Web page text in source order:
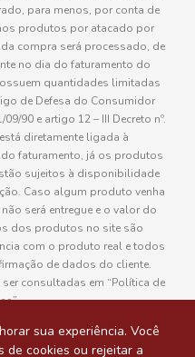
sua experiência. Você
de cookies ou rejeitar a
para menos, por conta de
produtos por atacado por
compra será processado, de
no dia do faturamento do
quantidades limitadas
de Defesa do Consumidor
90 e artigo 12 – III Decreto nº.
diretamente ligada à
faturamento, já os produtos
sujeitos à disponibilidade
Caso algum produto venha
será entregue e o valor do
dos produtos no site são
com o produto real e todos
de dados do cliente.
consultadas em “Política de